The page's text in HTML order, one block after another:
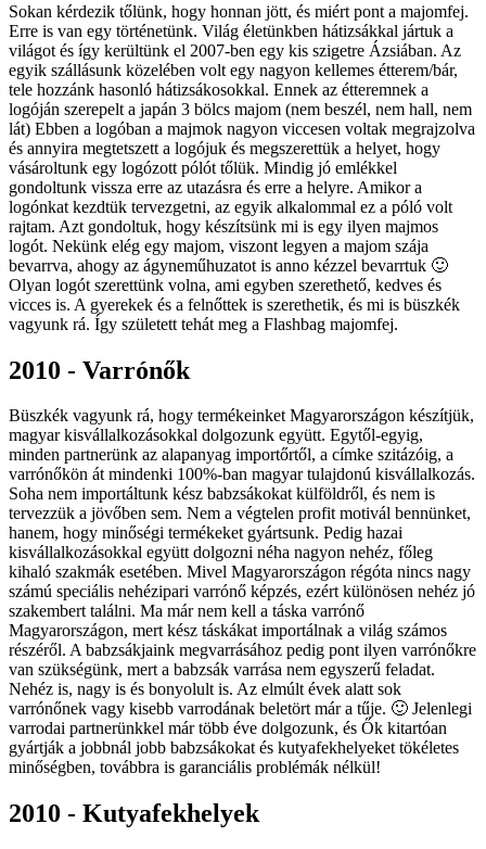
Sokan kérdezik tőlünk, hogy honnan jött, és miért pont a majomfej.
Erre is van egy történetünk. Világ életünkben hátizsákkal jártuk a
világot és így kerültünk el 2007-ben egy kis szigetre Ázsiában. Az
egyik szállásunk közelében volt egy nagyon kellemes étterem/bár,
tele hozzánk hasonló hátizsákosokkal. Ennek az étteremnek a
logóján szerepelt a japán 3 bölcs majom (nem beszél, nem hall, nem
lát) Ebben a logóban a majmok nagyon viccesen voltak megrajzolva
és annyira megtetszett a logójuk és megszerettük a helyet, hogy
vásároltunk egy logózott pólót tőlük. Mindig jó emlékkel
gondoltunk vissza erre az utazásra és erre a helyre. Amikor a
logónkat kezdtük tervezgetni, az egyik alkalommal ez a póló volt
rajtam. Azt gondoltuk, hogy készítsünk mi is egy ilyen majmos
logót. Nekünk elég egy majom, viszont legyen a majom szája
bevarrva, ahogy az ágyneműhuzatot is anno kézzel bevarrtuk 🙂
Olyan logót szerettünk volna, ami egyben szerethető, kedves és
vicces is. A gyerekek és a felnőttek is szerethetik, és mi is büszkék
vagyunk rá. Így született tehát meg a Flashbag majomfej.
2010 - Varrónők
Büszkék vagyunk rá, hogy termékeinket Magyarországon készítjük,
magyar kisvállalkozásokkal dolgozunk együtt. Egytől-egyig,
minden partnerünk az alapanyag importőrtől, a címke szitázóig, a
varrónőkön át mindenki 100%-ban magyar tulajdonú kisvállalkozás.
Soha nem importáltunk kész babzsákokat külföldről, és nem is
tervezzük a jövőben sem. Nem a végtelen profit motivál bennünket,
hanem, hogy minőségi termékeket gyártsunk. Pedig hazai
kisvállalkozásokkal együtt dolgozni néha nagyon nehéz, főleg
kihaló szakmák esetében. Mivel Magyarországon régóta nincs nagy
számú speciális nehézipari varrónő képzés, ezért különösen nehéz jó
szakembert találni. Ma már nem kell a táska varrónő
Magyarországon, mert kész táskákat importálnak a világ számos
részéről. A babzsákjaink megvarrásához pedig pont ilyen varrónőkre
van szükségünk, mert a babzsák varrása nem egyszerű feladat.
Nehéz is, nagy is és bonyolult is. Az elmúlt évek alatt sok
varrónőnek vagy kisebb varrodának beletört már a tűje. 🙂 Jelenlegi
varrodai partnerünkkel már több éve dolgozunk, és Ők kitartóan
gyártják a jobbnál jobb babzsákokat és kutyafekhelyeket tökéletes
minőségben, továbbra is garanciális problémák nélkül!
2010 - Kutyafekhelyek